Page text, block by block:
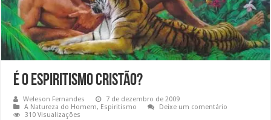
É o Espiritismo Cristão?
Weleson Fernandes
7 de dezembro de 2009
A Natureza do Homem, Espiritismo
Deixe um comentário
310 Visualizações